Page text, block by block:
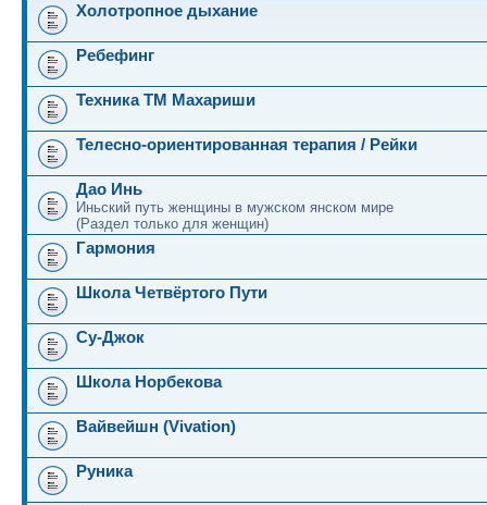
Холотропное дыхание
Ребефинг
Техника ТМ Махариши
Телесно-ориентированная терапия / Рейки
Дао Инь
Иньский путь женщины в мужском янском мире
(Раздел только для женщин)
Гармония
Школа Четвёртого Пути
Су-Джок
Школа Норбекова
Вайвейшн (Vivation)
Руника